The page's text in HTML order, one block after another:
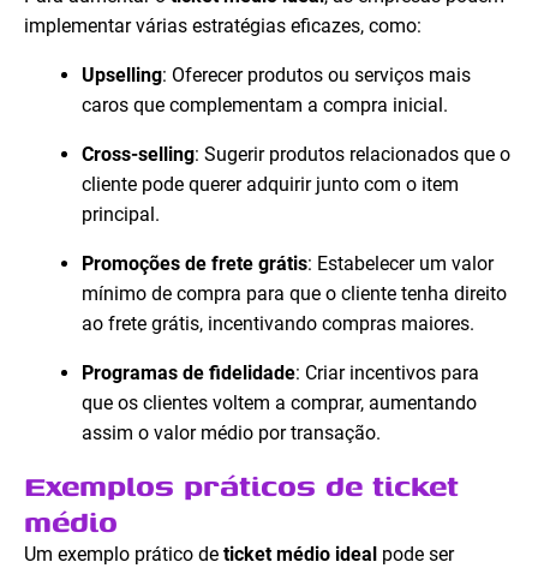
implementar várias estratégias eficazes, como:
Upselling: Oferecer produtos ou serviços mais
caros que complementam a compra inicial.
Cross-selling: Sugerir produtos relacionados que o
cliente pode querer adquirir junto com o item
principal.
Promoções de frete grátis: Estabelecer um valor
mínimo de compra para que o cliente tenha direito
ao frete grátis, incentivando compras maiores.
Programas de fidelidade: Criar incentivos para
que os clientes voltem a comprar, aumentando
assim o valor médio por transação.
Exemplos práticos de ticket
médio
Um exemplo prático de ticket médio ideal pode ser